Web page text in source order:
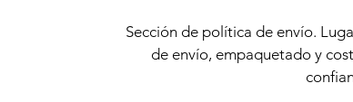
Sección de política de envío.
de envío, empaquetado y